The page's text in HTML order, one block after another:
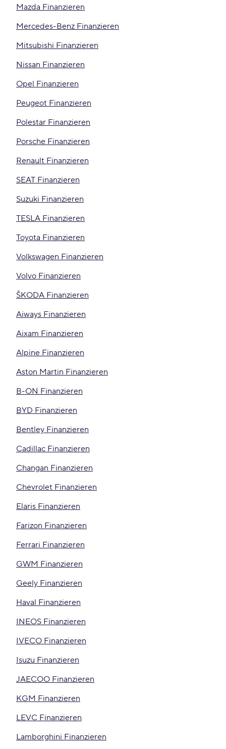
Mazda Finanzieren
Mercedes-Benz Finanzieren
Mitsubishi Finanzieren
Nissan Finanzieren
Opel Finanzieren
Peugeot Finanzieren
Polestar Finanzieren
Porsche Finanzieren
Renault Finanzieren
SEAT Finanzieren
Suzuki Finanzieren
TESLA Finanzieren
Toyota Finanzieren
Volkswagen Finanzieren
Volvo Finanzieren
ŠKODA Finanzieren
Aiways Finanzieren
Aixam Finanzieren
Alpine Finanzieren
Aston Martin Finanzieren
B-ON Finanzieren
BYD Finanzieren
Bentley Finanzieren
Cadillac Finanzieren
Changan Finanzieren
Chevrolet Finanzieren
Elaris Finanzieren
Farizon Finanzieren
Ferrari Finanzieren
GWM Finanzieren
Geely Finanzieren
Haval Finanzieren
INEOS Finanzieren
IVECO Finanzieren
Isuzu Finanzieren
JAECOO Finanzieren
KGM Finanzieren
LEVC Finanzieren
Lamborghini Finanzieren